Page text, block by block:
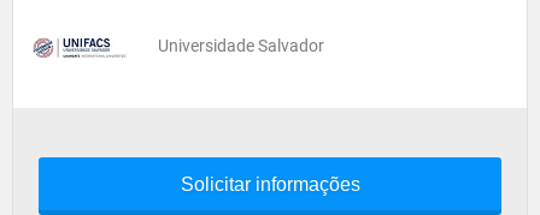
Universidade Salvador
Solicitar informações